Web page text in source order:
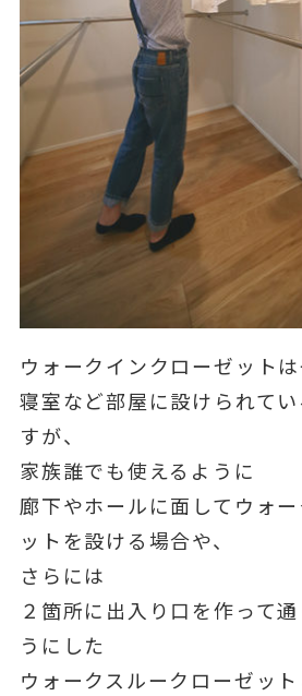
ウォークインクローゼット
寝室など部屋に設けられて
すが、
家族誰でも使えるように
廊下やホールに面してウォ
ットを設ける場合や、
さらには
２箇所に出入り口を作って
うにした
ウォークスルークローゼッ